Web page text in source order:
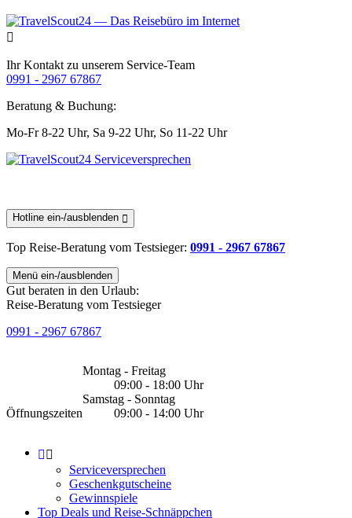
Ihr Kontakt zu unserem Service-Team
0991 - 2967 67867
Beratung & Buchung:
Mo-Fr 8-22 Uhr, Sa 9-22 Uhr, So 11-22 Uhr
Hotline ein-/ausblenden
Top Reise-Beratung vom Testsieger: 0991 - 2967 67867
Menü ein-/ausblenden
Gut beraten in den Urlaub:
Reise-Beratung vom Testsieger
0991 - 2967 67867
Öffnungszeiten
Montag - Freitag
09:00 - 18:00 Uhr
Samstag - Sonntag
09:00 - 14:00 Uhr
Serviceversprechen
Geschenkgutscheine
Gewinnspiele
Top Deals und Reise-Schnäppchen